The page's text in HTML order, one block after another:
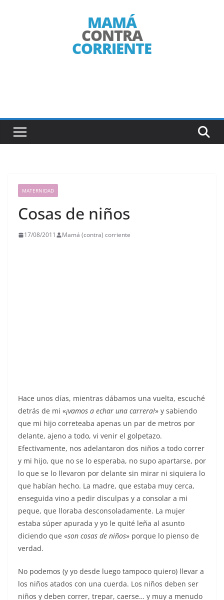
MATERNIDAD
Cosas de niños
17/08/2011 Mamá (contra) corriente
Hace unos días, mientras dábamos una vuelta, escuché
detrás de mi «¡vamos a echar una carrera!» y sabiendo
que mi hijo correteaba apenas un par de metros por
delante, ajeno a todo, vi venir el golpetazo.
Efectivamente, nos adelantaron dos niños a todo correr
y mi hijo, que no se lo esperaba, no supo apartarse, por
lo que se lo llevaron por delante sin mirar ni siquiera lo
que habían hecho. La madre, que estaba muy cerca,
enseguida vino a pedir disculpas y a consolar a mi
peque, que lloraba desconsoladamente. La mujer
estaba súper apurada y yo le quité leña al asunto
diciendo que «son cosas de niños» porque lo pienso de
verdad.
No podemos (y yo desde luego tampoco quiero) llevar a
los niños atados con una cuerda. Los niños deben ser
niños y deben correr, trepar, caerse… y muy a menudo